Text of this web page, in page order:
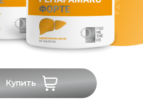
Купить